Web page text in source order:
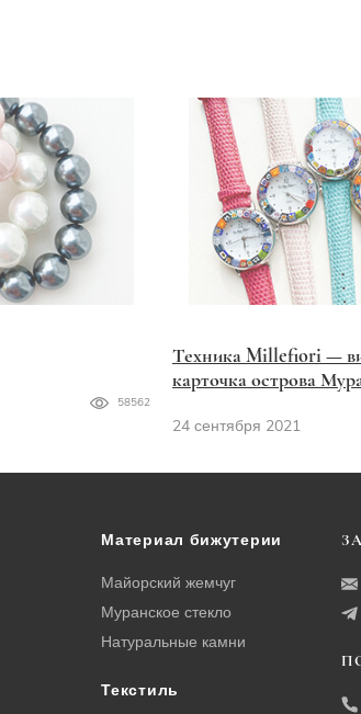
58562
Техника Millefiori —
карточка острова
24 сентября 2021
Материал бижутерии
Майорский жемчуг
Муранское стекло
Натуральные камни
Текстиль